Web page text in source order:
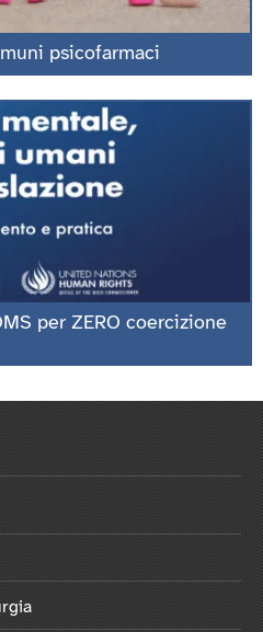
psicofarmaci
per ZERO coercizione